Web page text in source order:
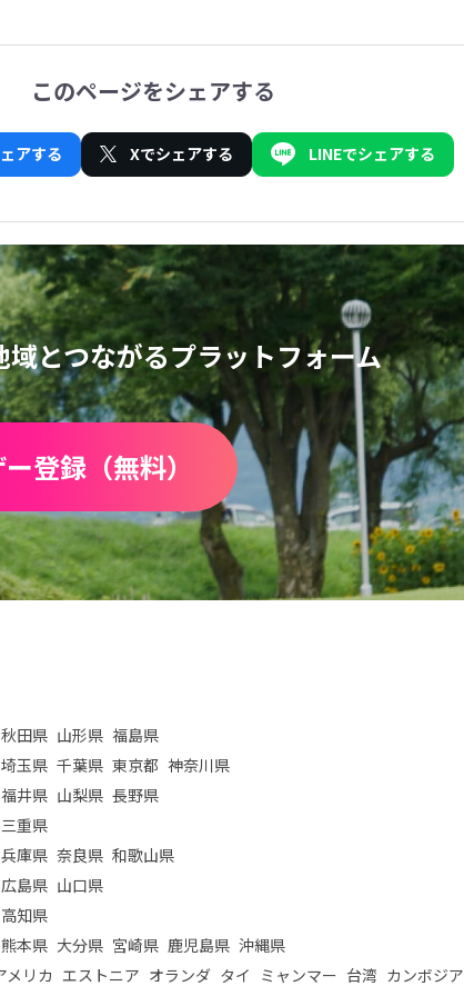
このページをシェアする
アする Xでシェアする LINEでシェアする
域とつながるプラットフォーム
登録（無料）
秋田県 山形県 福島県
埼玉県 千葉県 東京都 神奈川県
福井県 山梨県 長野県
三重県
兵庫県 奈良県 和歌山県
広島県 山口県
高知県
熊本県 大分県 宮崎県 鹿児島県 沖縄県
メリカ エストニア オランダ タイ ミャンマー 台湾 カンボジア